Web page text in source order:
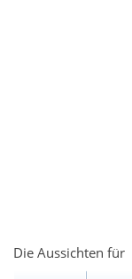
Die Aussichten für